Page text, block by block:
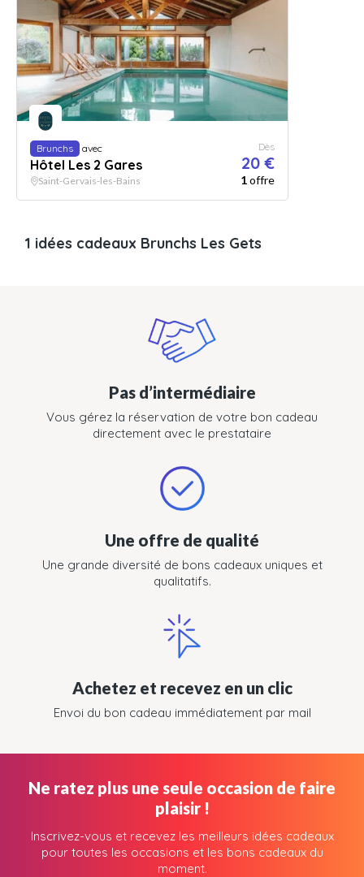
Brunchs avec
Hôtel Les 2 Gares
Dès
20 €
Saint-Gervais-les-Bains 1offre
1 idées cadeaux Brunchs Les Gets
Pas d’intermédiaire
Vous gérez la réservation de votre bon cadeau
directement avec le prestataire
Une offre de qualité
Une grande diversité de bons cadeaux uniques et
qualitatifs.
Achetez et recevez en un clic
Envoi du bon cadeau immédiatement par mail
Ne ratez plus une seule occasion de faire
plaisir !
Inscrivez-vous et recevez les meilleurs idées cadeaux
pour toutes les occasions et les bons cadeaux du
moment.